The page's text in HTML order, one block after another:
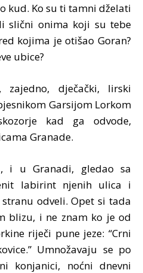
kud. Ko su ti tamni dželati
slični onima koji su tebe
kojima je otišao Goran?
ubice?
dječački, lirski
Garsijom Lorkom
kad ga odvode,
Granade.
i u Granadi, gledao sa
labirint njenih ulica i
odveli. Opet si tada
blizu, i ne znam ko je od
riječi pune jeze: “Crni
Umnožavaju se po
konjanici, noćni dnevni